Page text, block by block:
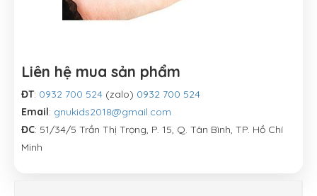
Liên hệ mua sản phẩm
ĐT: 0932 700 524 (zalo) 0932 700 524
Email: gnukids2018@gmail.com
ĐC: 51/34/5 Trần Thị Trọng, P. 15, Q. Tân Bình, TP. Hồ Chí
Minh